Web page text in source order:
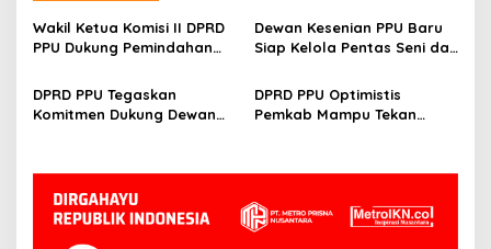
Wakil Ketua Komisi II DPRD
PPU Dukung Pemindahan
UMKM ke Depan Stadion
Panglima Sentik
Dewan Kesenian PPU Baru
Siap Kelola Pentas Seni dan
Baik, Kenapa Tidak
DPRD PPU Tegaskan
Komitmen Dukung Dewan
DPRD PPU Optimistis
Pemkab Mampu Tekan
O Persen